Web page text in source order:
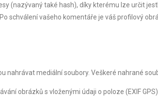
(nazývaný také hash), díky kterému lze určit
schválení vašeho komentáře je váš profilový
mediální soubory. Veškeré nahrané
obrázků s vloženými údaji o poloze (EXIF